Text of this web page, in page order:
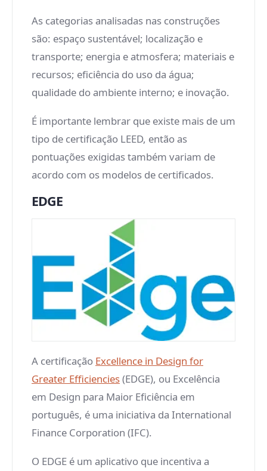
As categorias analisadas nas construções
são: espaço sustentável; localização e
transporte; energia e atmosfera; materiais e
recursos; eficiência do uso da água;
qualidade do ambiente interno; e inovação.
É importante lembrar que existe mais de um
tipo de certificação LEED, então as
pontuações exigidas também variam de
acordo com os modelos de certificados.
EDGE
A certificação Excellence in Design for
Greater Efficiencies(EDGE), ou Excelência
em Design para Maior Eficiência em
português, é uma iniciativa da International
Finance Corporation (IFC).
O EDGE é um aplicativo que incentiva a